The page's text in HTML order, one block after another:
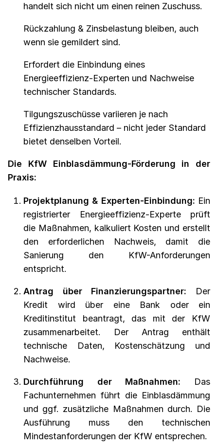
handelt sich nicht um einen reinen Zuschuss.
Rückzahlung & Zinsbelastung bleiben, auch
wenn sie gemildert sind.
Erfordert die Einbindung eines
Energieeffizienz-Experten und Nachweise
technischer Standards.
Tilgungszuschüsse variieren je nach
Effizienzhausstandard – nicht jeder Standard
bietet denselben Vorteil.
Die KfW Einblasdämmung-Förderung in der
Praxis:
Projektplanung & Experten-Einbindung: Ein
registrierter Energieeffizienz-Experte prüft
die Maßnahmen, kalkuliert Kosten und erstellt
den erforderlichen Nachweis, damit die
Sanierung den KfW-Anforderungen
entspricht.
Antrag über Finanzierungspartner: Der
Kredit wird über eine Bank oder ein
Kreditinstitut beantragt, das mit der KfW
zusammenarbeitet. Der Antrag enthält
technische Daten, Kostenschätzung und
Nachweise.
Durchführung der Maßnahmen: Das
Fachunternehmen führt die Einblasdämmung
und ggf. zusätzliche Maßnahmen durch. Die
Ausführung muss den technischen
Mindestanforderungen der KfW entsprechen.